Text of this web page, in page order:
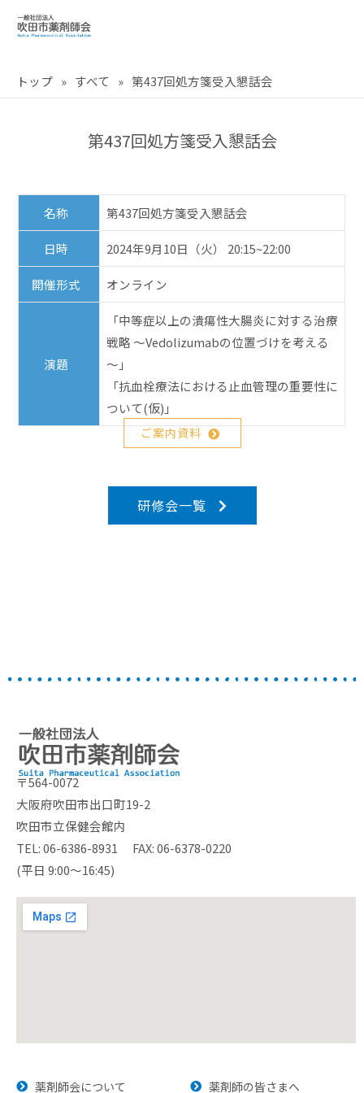
トップ » すべて » 第437回処方箋受入懇話会
第437回処方箋受入懇話会
名称 第437回処方箋受入懇話会
日時 2024年9月10日（火） 20:15~22:00
開催形式 オンライン
演題
「中等症以上の潰瘍性大腸炎に対する治療
戦略 ～Vedolizumabの位置づけを考える
～」
「抗血栓療法における止血管理の重要性に
ついて(仮)」
ご案内資料
研修会一覧
〒564-0072
大阪府吹田市出口町19-2
吹田市立保健会館内
TEL: 06-6386-8931 FAX: 06-6378-0220
(平日 9:00～16:45)
薬剤師会について 薬剤師の皆さまへ